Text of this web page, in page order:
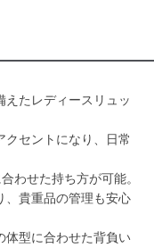
えたレディースリュッ
クセントになり、日常
わせた持ち方が可能。
、貴重品の管理も安心
体型に合わせた背負い